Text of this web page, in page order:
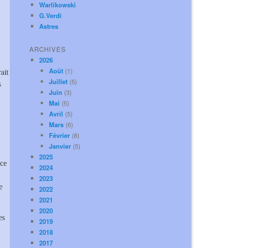
Warlikowski
G.Verdi
Astres
ARCHIVES
2026
Août (1)
Juillet (5)
Juin (3)
Mai (5)
Avril (5)
Mars (6)
Février (8)
Janvier (5)
2025
2024
2023
2022
2021
2020
2019
2018
2017